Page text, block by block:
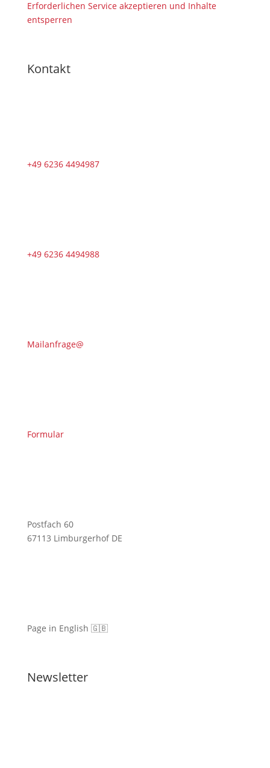
Erforderlichen Service akzeptieren und Inhalte
entsperren
Kontakt
+49 6236 4494987
+49 6236 4494988
Mailanfrage@
Formular
Postfach 60
67113 Limburgerhof DE
Page in English 🇬🇧
Newsletter